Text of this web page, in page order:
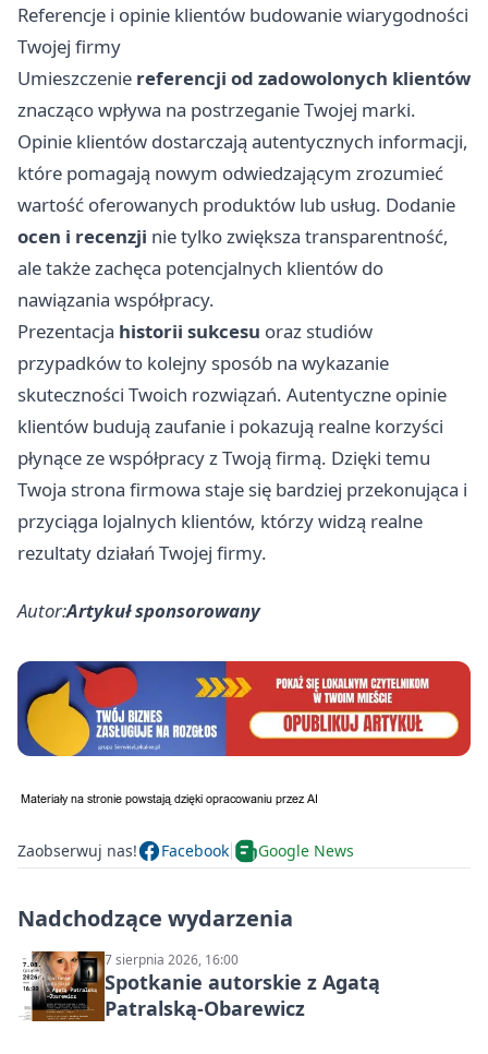
Referencje i opinie klientów budowanie wiarygodności
Twojej firmy
Umieszczenie referencji od zadowolonych klientów
znacząco wpływa na postrzeganie Twojej marki.
Opinie klientów dostarczają autentycznych informacji,
które pomagają nowym odwiedzającym zrozumieć
wartość oferowanych produktów lub usług. Dodanie
ocen i recenzji nie tylko zwiększa transparentność,
ale także zachęca potencjalnych klientów do
nawiązania współpracy.
Prezentacja historii sukcesu oraz studiów
przypadków to kolejny sposób na wykazanie
skuteczności Twoich rozwiązań. Autentyczne opinie
klientów budują zaufanie i pokazują realne korzyści
płynące ze współpracy z Twoją firmą. Dzięki temu
Twoja strona firmowa staje się bardziej przekonująca i
przyciąga lojalnych klientów, którzy widzą realne
rezultaty działań Twojej firmy.
Autor:Artykuł sponsorowany
Zaobserwuj nas! Facebook Google News
Nadchodzące wydarzenia
7 sierpnia 2026, 16:00
Spotkanie autorskie z Agatą
Patralską-Obarewicz